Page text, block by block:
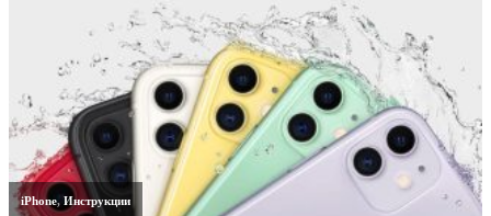
iPhone,Инструкции